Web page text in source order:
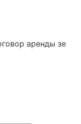
арен​ды зе​